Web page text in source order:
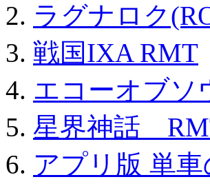
ラグナロク
戦国IXA RMT
エコーオブソ
星界神話
アプリ版 単